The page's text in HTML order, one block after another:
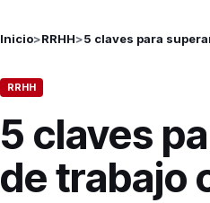
Inicio>RRHH>5 claves para
RRHH
5 claves
de trabajo